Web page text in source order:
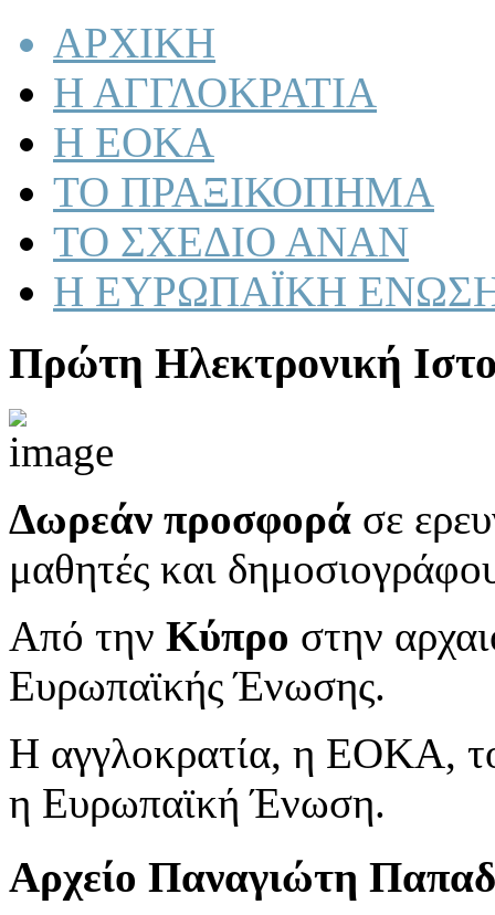
ΑΡΧΙΚΗ
Η ΑΓΓΛΟΚΡΑΤΙΑ
Η ΕΟΚΑ
ΤΟ ΠΡΑΞΙΚΟΠΗΜΑ
ΤΟ ΣΧΕΔΙΟ ΑΝΑΝ
Η ΕΥΡΩΠΑΪΚΗ
Πρώτη Ηλεκτρονική
Δωρεάν προσφορά σε
μαθητές και
Από την Κύπρο στην
Ευρωπαϊκής Ένωσης.
Η αγγλοκρατία, η ΕΟΚΑ,
η Ευρωπαϊκή Ένωση.
Αρχείο Παναγιώτη